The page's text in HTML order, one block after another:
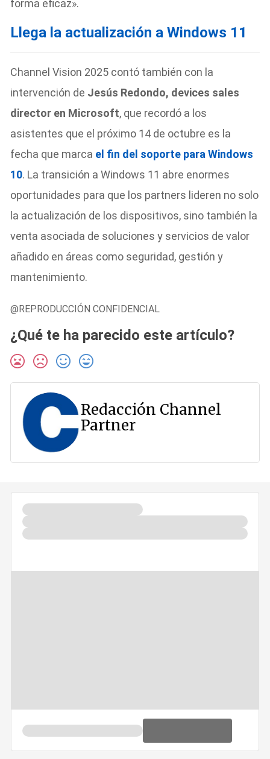
forma eficaz».
Llega la actualización a Windows 11
Channel Vision 2025 contó también con la
intervención de Jesús Redondo, devices sales
director en Microsoft, que recordó a los
asistentes que el próximo 14 de octubre es la
fecha que marca el fin del soporte para Windows
10. La transición a Windows 11 abre enormes
oportunidades para que los partners lideren no solo
la actualización de los dispositivos, sino también la
venta asociada de soluciones y servicios de valor
añadido en áreas como seguridad, gestión y
mantenimiento.
@REPRODUCCIÓN CONFIDENCIAL
¿Qué te ha parecido este artículo?
Redacción Channel
Partner